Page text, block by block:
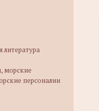
литература
морские
персоналии